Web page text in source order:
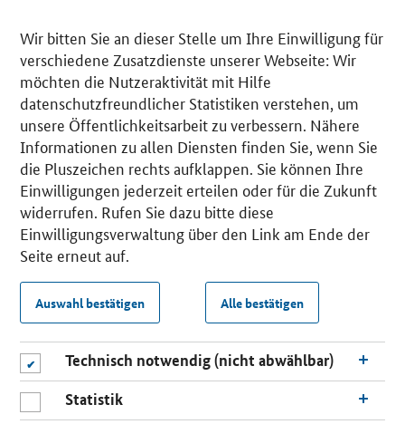
Wir bitten Sie an dieser Stelle um Ihre Einwilligung für
verschiedene Zusatzdienste unserer Webseite: Wir
möchten die Nutzeraktivität mit Hilfe
datenschutzfreundlicher Statistiken verstehen, um
unsere Öffentlichkeitsarbeit zu verbessern. Nähere
Informationen zu allen Diensten finden Sie, wenn Sie
die Pluszeichen rechts aufklappen. Sie können Ihre
Einwilligungen jederzeit erteilen oder für die Zukunft
widerrufen. Rufen Sie dazu bitte diese
Einwilligungsverwaltung über den Link am Ende der
Seite erneut auf.
Auswahl bestätigen Alle bestätigen
Technisch notwendig (nicht abwählbar)
Statistik